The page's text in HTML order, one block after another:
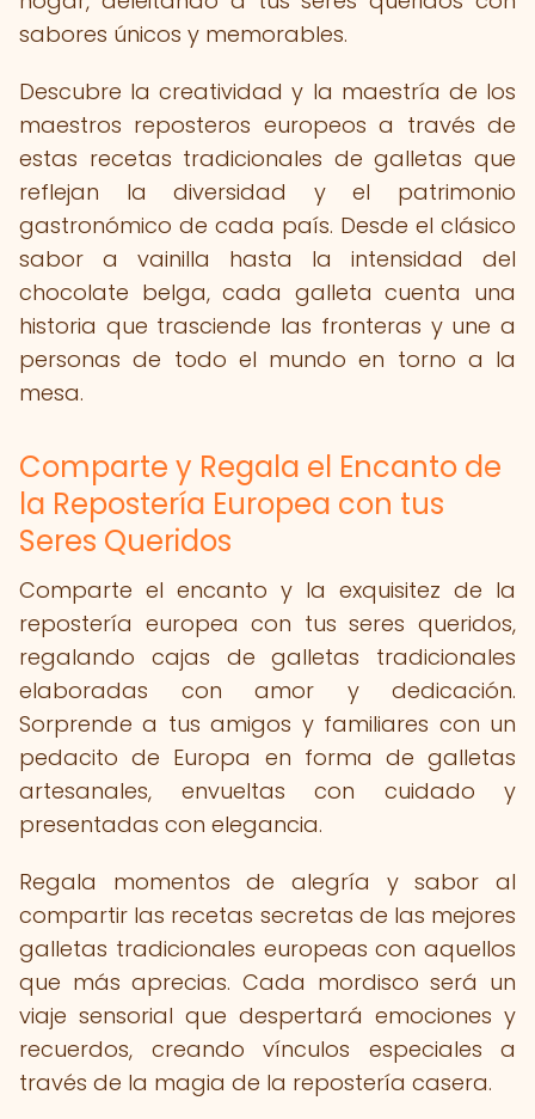
sabores únicos y memorables.
Descubre la creatividad y la maestría de los
maestros reposteros europeos a través de
estas recetas tradicionales de galletas que
reflejan la diversidad y el patrimonio
gastronómico de cada país. Desde el clásico
sabor a vainilla hasta la intensidad del
chocolate belga, cada galleta cuenta una
historia que trasciende las fronteras y une a
personas de todo el mundo en torno a la
mesa.
Comparte y Regala el Encanto de
la Repostería Europea con tus
Seres Queridos
Comparte el encanto y la exquisitez de la
repostería europea con tus seres queridos,
regalando cajas de galletas tradicionales
elaboradas con amor y dedicación.
Sorprende a tus amigos y familiares con un
pedacito de Europa en forma de galletas
artesanales, envueltas con cuidado y
presentadas con elegancia.
Regala momentos de alegría y sabor al
compartir las recetas secretas de las mejores
galletas tradicionales europeas con aquellos
que más aprecias. Cada mordisco será un
viaje sensorial que despertará emociones y
recuerdos, creando vínculos especiales a
través de la magia de la repostería casera.